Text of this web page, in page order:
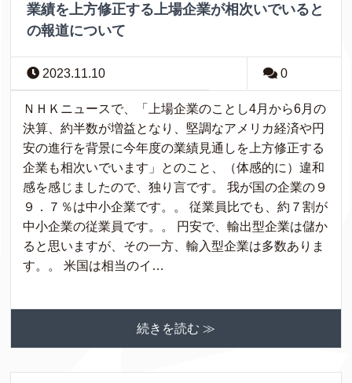
業績を上方修正する上場企業が相次いでいると
の報道について
2023.11.10 0
ＮＨＫニュースで、「上場企業のことし4月から6月の
決算、約半数が増益となり、堅調なアメリカ経済や円
安の進行を背景に今年度の業績見通しを上方修正する
企業も相次いでいます」とのこと、（体感的に）違和
感を感じましたので、独り言です。 我が国の企業の９
９．７％は中小企業です。。 従業員比でも、約７割が
中小企業の従業員です。。 円安で、輸出型企業は儲か
ると思いますが、その一方、輸入型企業は多数ありま
す。。 米国は相当のイ…
続きを読む ≫